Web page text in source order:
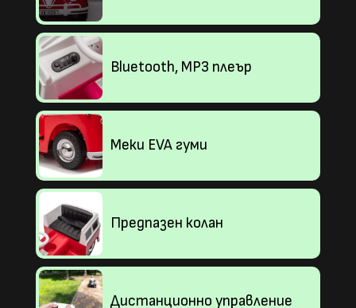
Bluetooth, MP3 плеър
Меки EVA гуми
Предпазен колан
Дистанционно управление